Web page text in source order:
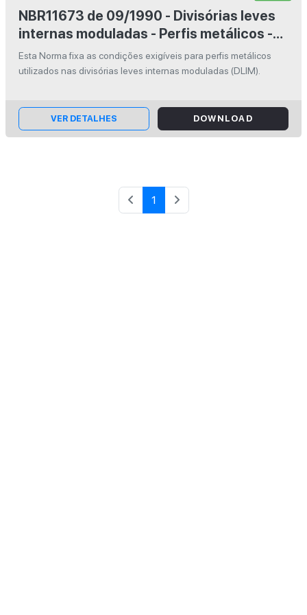
NBR11673 de 09/1990 - Divisórias leves
internas moduladas - Perfis metálicos -
Especificação
Esta Norma fixa as condições exigíveis para perfis metálicos
utilizados nas divisórias leves internas moduladas (DLIM).
VER DETALHES DOWNLOAD
1